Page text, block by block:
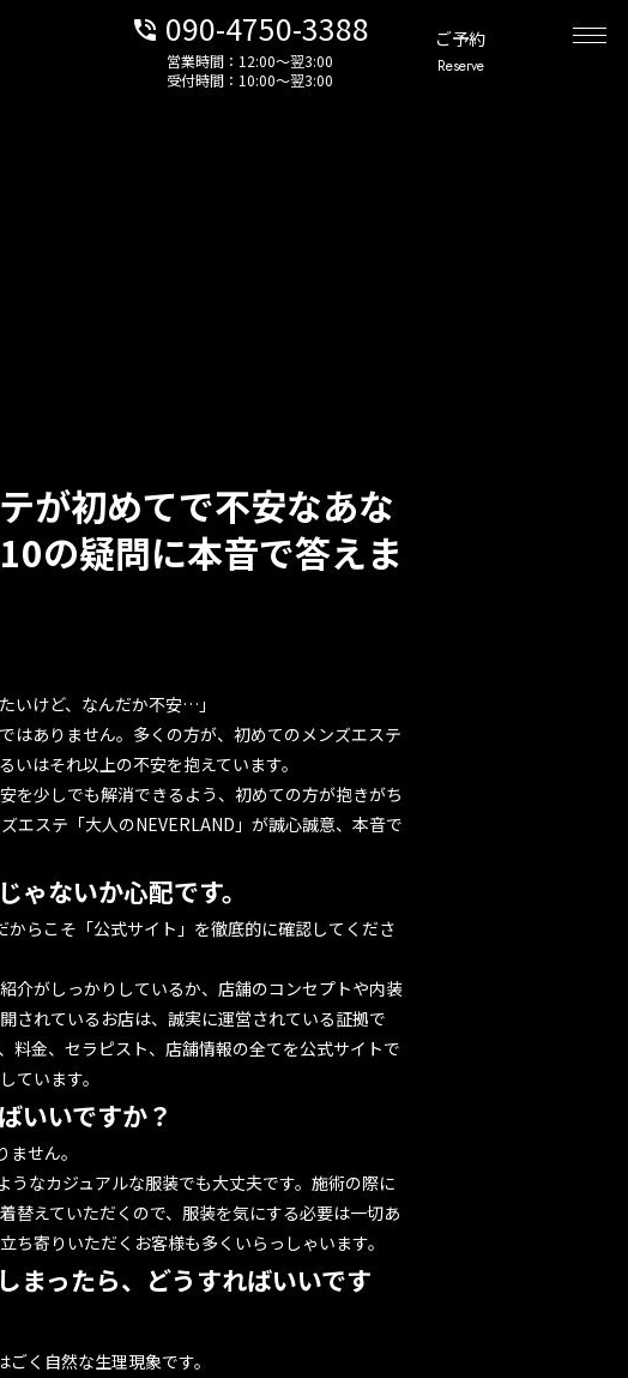
phone_in_talk 090-4750-3388
営業時間：12:00〜翌3:00
受付時間：10:00〜翌3:00
ご予約
Reserve
が初めてで不安なあな
の疑問に本音で答えま
いけど、なんだか不安…」
はありません。多くの方が、初めてのメンズエステ
いはそれ以上の不安を抱えています。
を少しでも解消できるよう、 初めての方が抱きがち
エステ「大人のNEVERLAND」が誠心誠意、本音で
ゃないか心配です。
からこそ「公式サイト」を徹底的に確認してくださ
介がしっかりしているか、店舗のコンセプトや内装
されているお店は、誠実に運営されている証拠で
料金、 セラピスト、 店舗情報の全てを公式サイトで
ています。
いいですか？
せん。
うなカジュアルな服装でも大丈夫です。施術の際に
替えていただくので、服装を気にする必要は一切あ
ち寄りいただくお客様も多くいらっしゃいます。
まったら、どうすればいいです
く自然な生理現象です。